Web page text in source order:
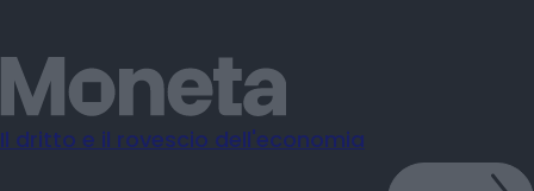
Il dritto e il rovescio dell'economia